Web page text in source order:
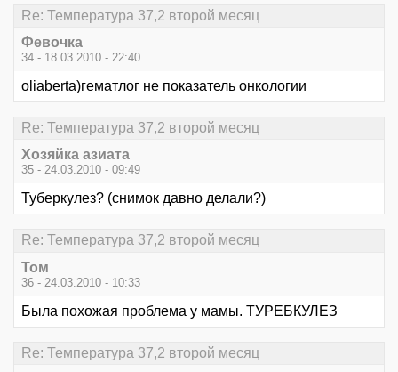
Re: Температура 37,2 второй месяц
Февочка
34 - 18.03.2010 - 22:40
oliaberta)гематлог не показатель онкологии
Re: Температура 37,2 второй месяц
Хозяйка азиата
35 - 24.03.2010 - 09:49
Туберкулез? (снимок давно делали?)
Re: Температура 37,2 второй месяц
Том
36 - 24.03.2010 - 10:33
Была похожая проблема у мамы. ТУРЕБКУЛЕЗ
Re: Температура 37,2 второй месяц